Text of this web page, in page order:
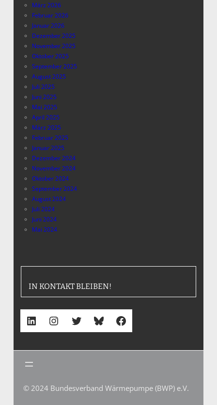
März 2026
Februar 2026
Januar 2026
Dezember 2025
November 2025
Oktober 2025
September 2025
August 2025
Juli 2025
Juni 2025
Mai 2025
April 2025
März 2025
Februar 2025
Januar 2025
Dezember 2024
November 2024
Oktober 2024
September 2024
August 2024
Juli 2024
Juni 2024
Mai 2024
IN KONTAKT BLEIBEN!
LinkedIn Instagram Twitter Bluesky Facebook
© 2024 Bundesverband Wärmepumpe (BWP) e.V.